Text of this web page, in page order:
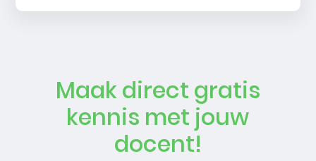
Maak direct gratis
kennis met jouw
docent!